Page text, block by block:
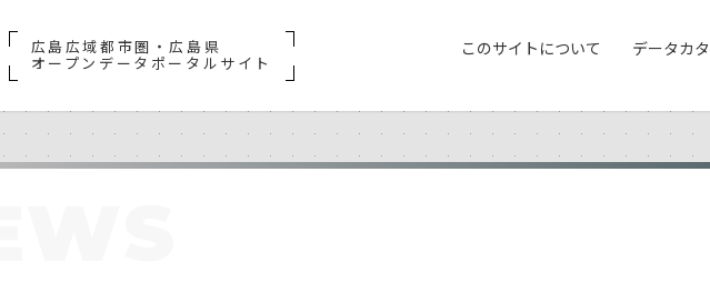
広島広域都市圏・広島県
オープンデータポータルサイト
このサイトについて データカ